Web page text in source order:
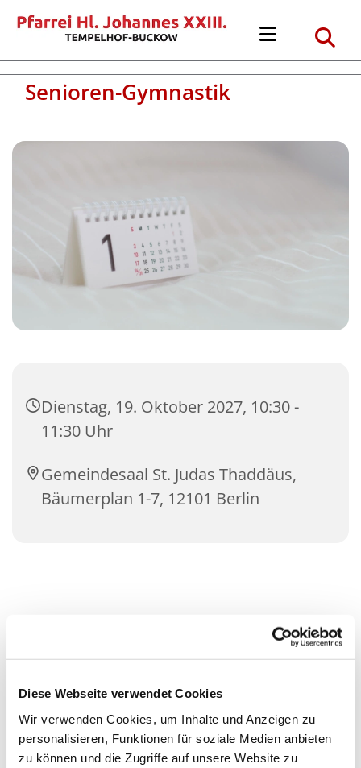
Diese Webseite verwendet Cookies
Wir verwenden Cookies, um Inhalte und Anzeigen zu
personalisieren, Funktionen für soziale Medien anbieten
zu können und die Zugriffe auf unsere Website zu
Senioren-Gymnastik
Dienstag, 19. Oktober 2027, 10:30 -
11:30 Uhr
Gemeindesaal St. Judas Thaddäus,
Bäumerplan 1-7, 12101 Berlin